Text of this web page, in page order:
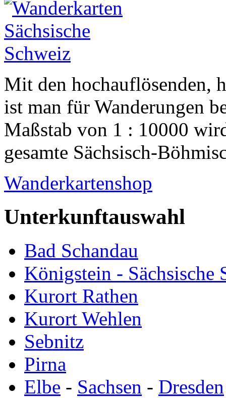
Mit den hochauflösenden,
ist man für Wanderungen
Maßstab von 1 : 10000
gesamte Sächsisch-
Wanderkartenshop
Unterkunftauswahl
Bad Schandau
Königstein - Sächsische
Kurort Rathen
Kurort Wehlen
Sebnitz
Pirna
Elbe - Sachsen - Dresden